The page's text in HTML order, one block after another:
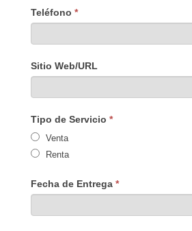
Teléfono *
Sitio Web/URL
Tipo de Servicio *
Venta
Renta
Fecha de Entrega *